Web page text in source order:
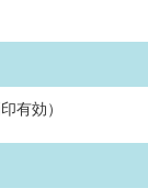
有効）